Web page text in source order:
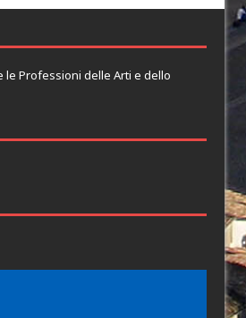
le Professioni delle Arti e dello